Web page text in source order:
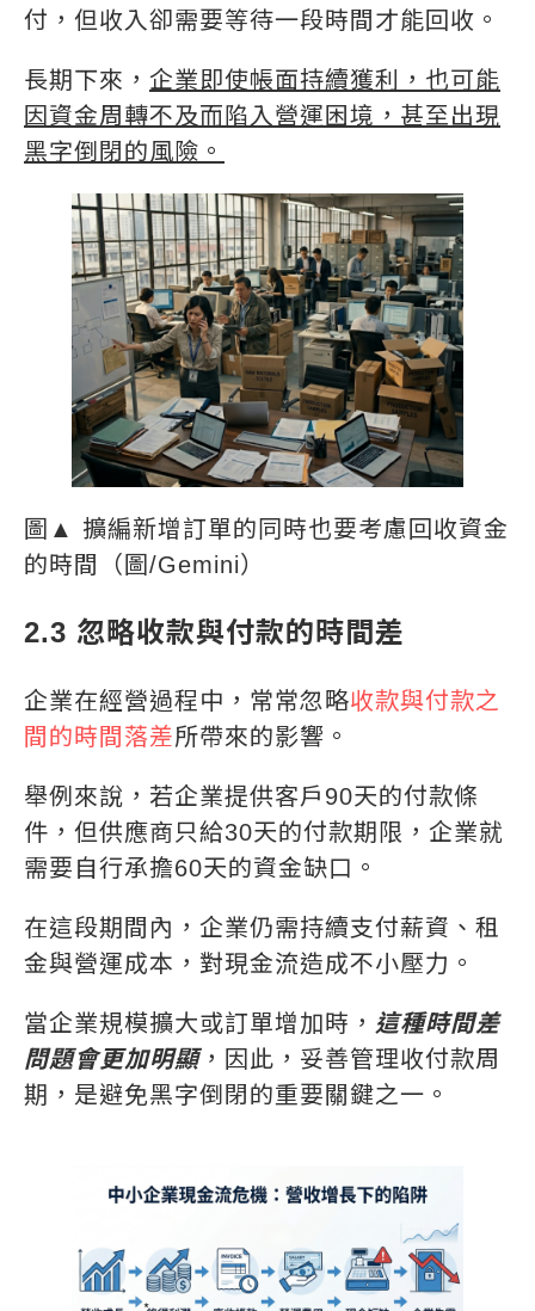
付，但收入卻需要等待一段時間才能回收。
長期下來， 企業即使帳面持續獲利，也可能
因資金周轉不及而陷入營運困境，甚至出現
黑字倒閉的風險。
圖▲ 擴編新增訂單的同時也要考慮回收資金
的時間（圖/Gemini）
2.3 忽略收款與付款的時間差
企業在經營過程中，常常忽略收款與付款之
間的時間落差所帶來的影響。
舉例來說，若企業提供客戶90天的付款條
件，但供應商只給30天的付款期限，企業就
需要自行承擔60天的資金缺口。
在這段期間內，企業仍需持續支付薪資、租
金與營運成本，對現金流造成不小壓力。
當企業規模擴大或訂單增加時， 這種時間差
問題會更加明顯，因此，妥善管理收付款周
期，是避免黑字倒閉的重要關鍵之一。